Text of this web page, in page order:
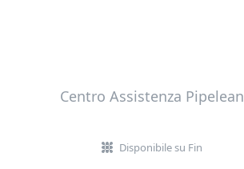
Centro Assistenza Pipelean
Disponibile su Fin